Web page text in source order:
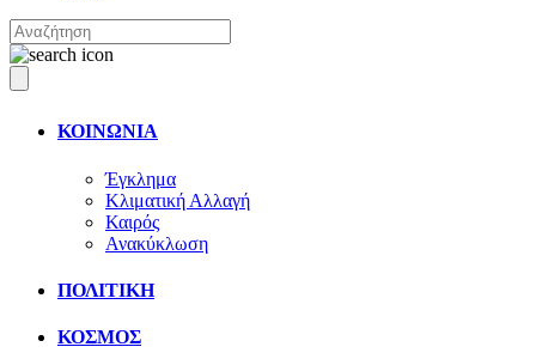
ΚΟΙΝΩΝΙΑ
Έγκλημα
Κλιματική Αλλαγή
Καιρός
Ανακύκλωση
ΠΟΛΙΤΙΚΗ
ΚΟΣΜΟΣ